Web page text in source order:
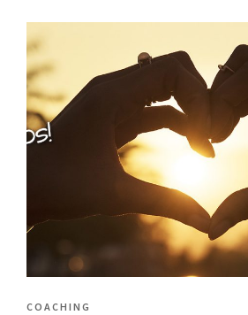
COACHING